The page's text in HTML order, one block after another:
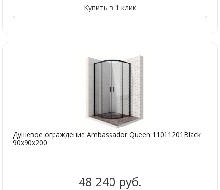
Купить в 1 клик
Душевое ограждение Ambassador Queen 11011201Black
90x90x200
48 240 руб.